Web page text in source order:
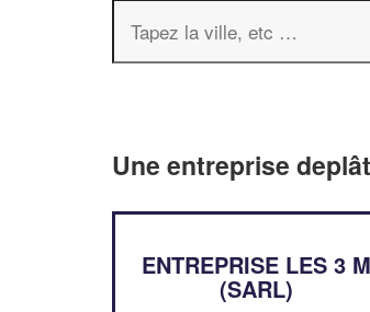
Une entreprise
ENTREPRISE LES 3 M
(SARL)